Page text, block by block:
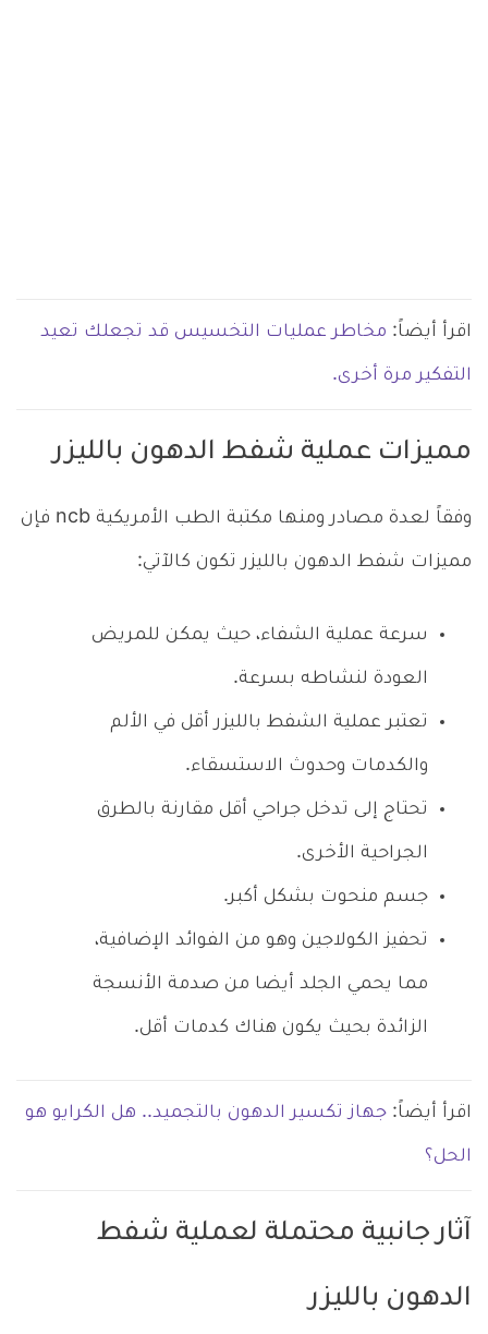
اقرأ أيضاً: مخاطر عمليات التخسيس قد تجعلك تعيد
التفكير مرة أخرى.
مميزات عملية شفط الدهون بالليزر
وفقاً لعدة مصادر ومنها مكتبة الطب الأمريكية ncb فإن
مميزات شفط الدهون بالليزر تكون كالآتي:
سرعة عملية الشفاء، حيث يمكن للمريض
العودة لنشاطه بسرعة.
تعتبر عملية الشفط بالليزر أقل في الألم
والكدمات وحدوث الاستسقاء.
تحتاج إلى تدخل جراحي أقل مقارنة بالطرق
الجراحية الأخرى.
جسم منحوت بشكل أكبر.
تحفيز الكولاجين وهو من الفوائد الإضافية،
مما يحمي الجلد أيضا من صدمة الأنسجة
الزائدة بحيث يكون هناك كدمات أقل.
اقرأ أيضاً: جهاز تكسير الدهون بالتجميد.. هل الكرايو هو
الحل؟
آثار جانبية محتملة لعملية شفط
الدهون بالليزر